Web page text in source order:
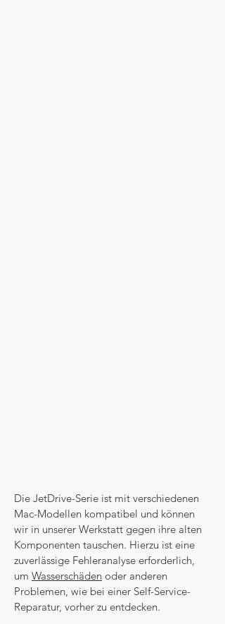
Die JetDrive-Serie ist mit verschiedenen
Mac-Modellen kompatibel und können
wir in unserer Werkstatt gegen ihre alten
Komponenten tauschen. Hierzu ist eine
zuverlässige Fehleranalyse erforderlich,
um Wasserschäden oder anderen
Problemen, wie bei einer Self-Service-
Reparatur, vorher zu entdecken.